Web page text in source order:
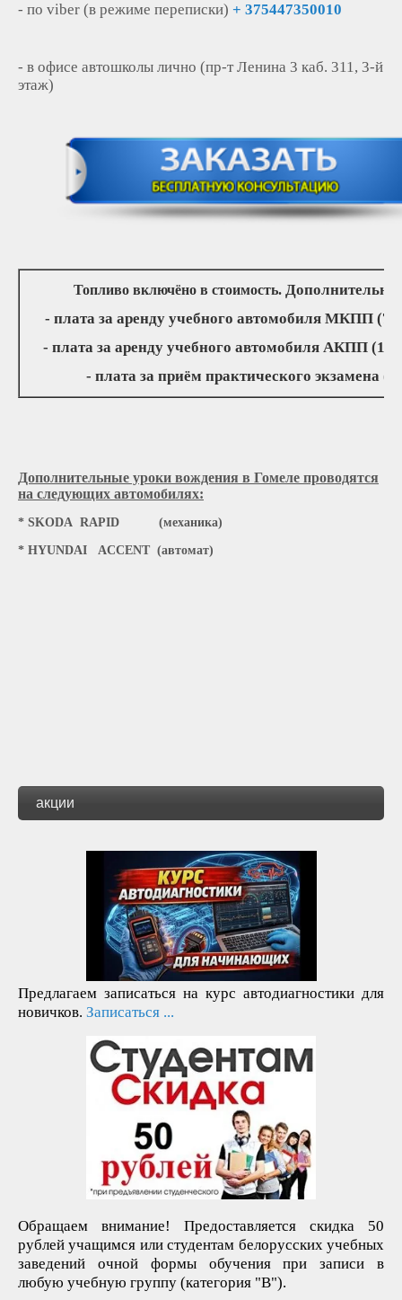
акции
Предлагаем записаться на курс автодиагностики для
новичков. Записаться ...
Обращаем внимание! Предоставляется скидка 50
рублей учащимся или студентам белорусских учебных
заведений очной формы обучения при записи в
любую учебную группу (категория "В").
- по viber (в режиме переписки) + 375447350010
- в офисе автошколы лично (пр-т Ленина 3 каб. 311, 3-й
этаж)
Топливо включёно в стоимость. Дополнительно
- плата за аренду учебного автомобиля МКПП
- плата за аренду учебного автомобиля АКПП
- плата за приём практического экзамена
Дополнительные уроки вождения в Гомеле проводятся
на следующих автомобилях:
* SKODA RAPID (механика)
* HYUNDAI ACCENT (автомат)